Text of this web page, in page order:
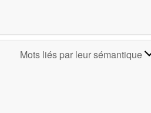
Mots liés par leur sémantique